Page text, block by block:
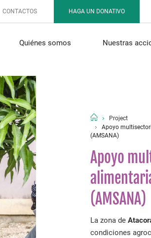
CONTACTOS HAGA UN DONATIVO
Quiénes somos Nuestras
Project
Apoyo
(AMSANA)
Apoyo
(AMSANA)
La zona de
condiciones